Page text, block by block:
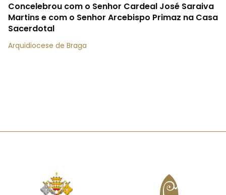
Concelebrou com o Senhor Cardeal José Saraiva
Martins e com o Senhor Arcebispo Primaz na Casa
Sacerdotal
Arquidiocese de Braga